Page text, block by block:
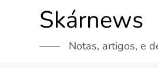
Skárnews
Notas, artigos, e